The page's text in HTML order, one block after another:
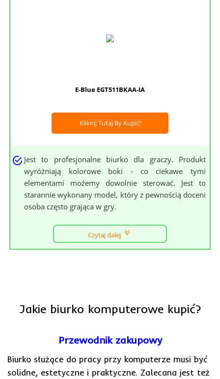
E-Blue EGT511BKAA-IA
Kliknij Tutaj By Kupić!
Jest to profesjonalne biurko dla graczy. Produkt
wyróżniają kolorowe boki - co ciekawe tymi
elementami możemy dowolnie sterować. Jest to
starannie wykonany model, który z pewnością doceni
osoba często grająca w gry.
Czytaj dalej
Jakie biurko komputerowe kupić?
Przewodnik zakupowy
Biurko służące do pracy przy komputerze musi być
solidne, estetyczne i praktyczne. Zalecana jest też